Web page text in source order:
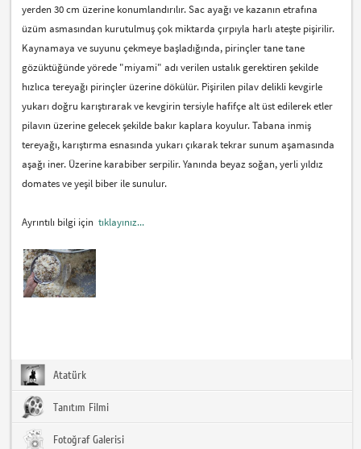
yerden 30 cm üzerine konumlandırılır. Sac ayağı ve kazanın etrafına
üzüm asmasından kurutulmuş çok miktarda çırpıyla harlı ateşte pişirilir.
Kaynamaya ve suyunu çekmeye başladığında, pirinçler tane tane
gözüktüğünde yörede "miyami" adı verilen ustalık gerektiren şekilde
hızlıca tereyağı pirinçler üzerine dökülür. Pişirilen pilav delikli kevgirle
yukarı doğru karıştırarak ve kevgirin tersiyle hafifçe alt üst edilerek etler
pilavın üzerine gelecek şekilde bakır kaplara koyulur. Tabana inmiş
tereyağı, karıştırma esnasında yukarı çıkarak tekrar sunum aşamasında
aşağı iner. Üzerine karabiber serpilir. Yanında beyaz soğan, yerli yıldız
domates ve yeşil biber ile sunulur.
Ayrıntılı bilgi içintıklayınız...
Atatürk
Tanıtım Filmi
Fotoğraf Galerisi